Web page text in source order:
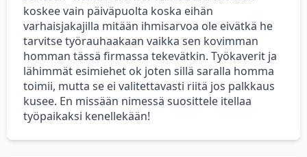
koskee vain päiväpuolta koska eihän
varhaisjakajilla mitään ihmisarvoa ole eivätkä he
tarvitse työrauhaakaan vaikka sen kovimman
homman tässä firmassa tekevätkin. Työkaverit ja
lähimmät esimiehet ok joten sillä saralla homma
toimii, mutta se ei valitettavasti riitä jos palkkaus
kusee. En missään nimessä suosittele itellaa
työpaikaksi kenellekään!